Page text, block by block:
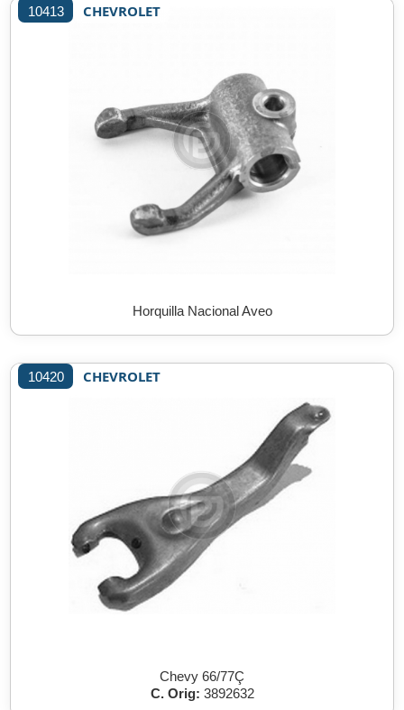
10413 CHEVROLET
Horquilla Nacional Aveo
10420 CHEVROLET
Chevy 66/77Ç
C. Orig: 3892632